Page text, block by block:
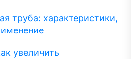
труба: характеристики,
увеличить